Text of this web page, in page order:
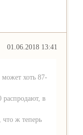
01.06.2018 13:41
хоть 87-
в
ж теперь